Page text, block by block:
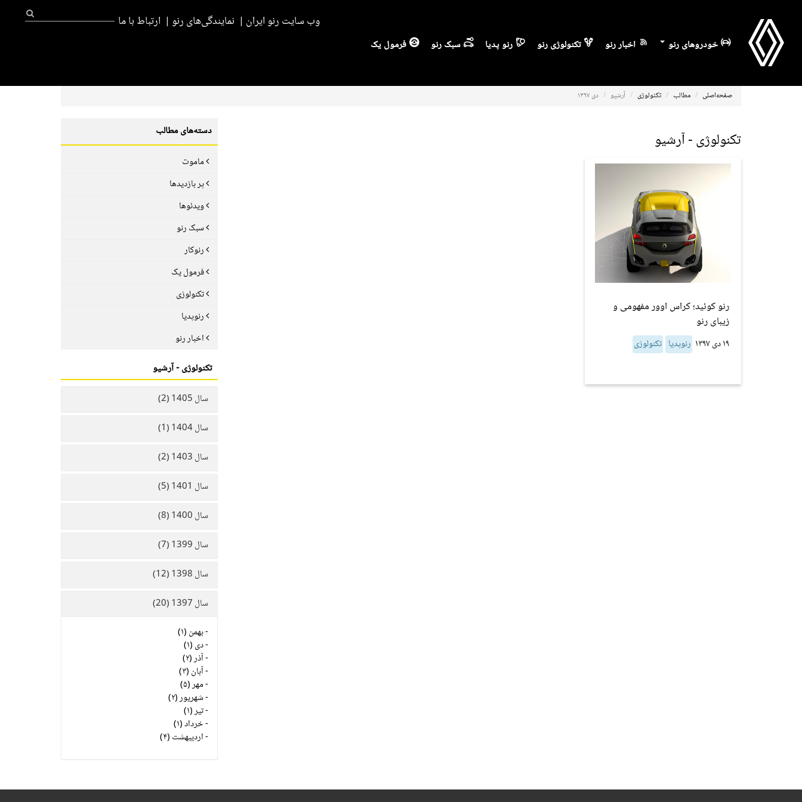
وب سایت رنو ایران نمایندگی‌های رنو ارتباط با ما
خودروهای رنو اخبار رنو تکنولوژی رنو رنو پدیا سبک رنو فرمول یک
صفحه‌اصلی مطالب تکنولوژی آرشیو دی ۱۳۹۷
تکنولوژی - آرشیو
رنو کوئید؛ کراس اوور مفهومی و
زیبای رنو
۱۹ دی ۱۳۹۷ رنوپدیا تکنولوژی
دسته‌های مطالب
ماموت
پر بازدیدها
ویدئوها
سبک رنو
رنوکار
فرمول یک
تکنولوژی
رنوپدیا
اخبار رنو
تکنولوژی - آرشیو
سال 1405 (2)
سال 1404 (1)
سال 1403 (2)
سال 1401 (5)
سال 1400 (8)
سال 1399 (7)
سال 1398 (12)
سال 1397 (20)
-بهمن (۱)
-دی (۱)
-آذر (۲)
-آبان (۳)
-مهر (۵)
-شهریور (۲)
-تیر (۱)
-خرداد (۱)
-اردیبهشت (۴)